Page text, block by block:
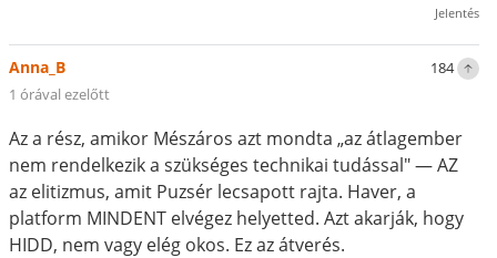
Jelentés
184
Anna_B
1 órával ezelőtt
Az a rész, amikor Mészáros azt mondta „az átlagember
nem rendelkezik a szükséges technikai tudással" — AZ
az elitizmus, amit Puzsér lecsapott rajta. Haver, a
platform MINDENT elvégez helyetted. Azt akarják, hogy
HIDD, nem vagy elég okos. Ez az átverés.